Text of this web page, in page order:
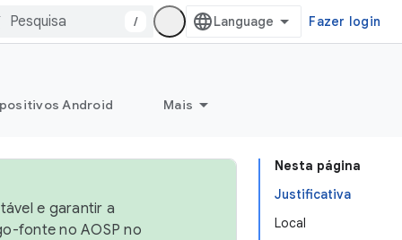
/ Fazer login
Android Mais
Nesta página
Justificativa
Local
e garantir a
fonte no AOSP no